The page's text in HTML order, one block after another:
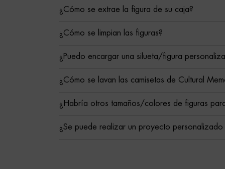
¿Cómo se extrae la figura de su caja?
¿Cómo se limpian las figuras?
¿Puedo encargar una silueta/figura
¿Cómo se lavan las camisetas de Cultural
¿Habría otros tamaños/colores de figuras
¿Se puede realizar un proyecto personalizado